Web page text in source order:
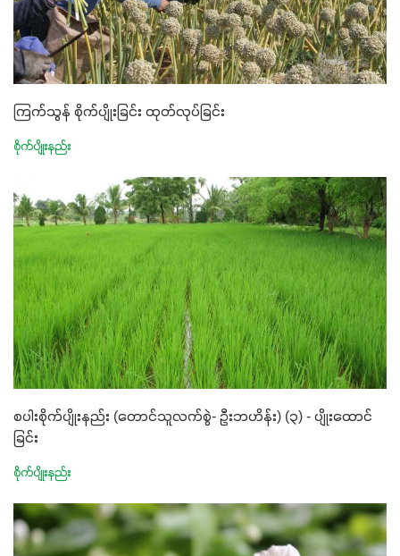
ကြက်သွန် စိုက်ပျိုးခြင်း ထုတ်လုပ်ခြင်း
စိုက်ပျိုးနည်း
စပါးစိုက်ပျိုးနည်း (တောင်သူလက်စွဲ- ဦးဘဟိန်း) (၃) - ပျိုးထောင်
ခြင်း
စိုက်ပျိုးနည်း